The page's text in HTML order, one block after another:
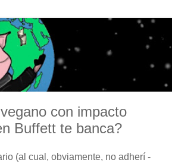
con impacto
Buffett te banca?
(al cual, obviamente, no adherí -